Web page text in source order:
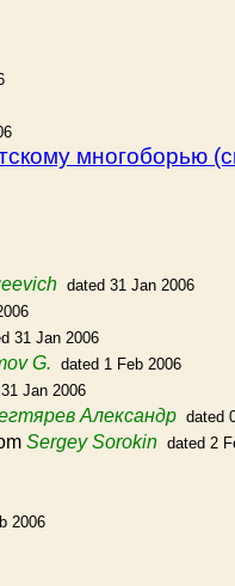
многоборью
dated 31 Jan 2006
31 Jan 2006
G. dated 1 Feb 2006
Jan 2006
Александр dated
Sergey Sorokin dated 2
2006